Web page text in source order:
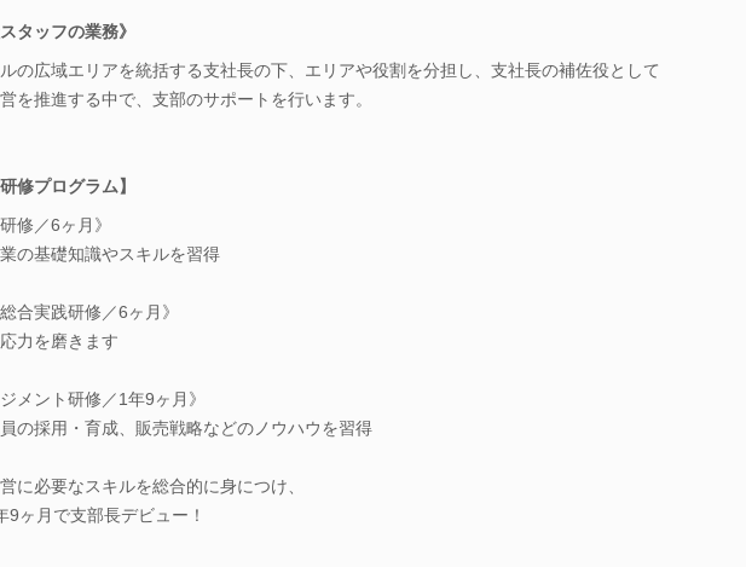
スタッフの業務》
の広域エリアを統括する支社長の下、エリアや役割を分担し、支社長の補佐役として
を推進する中で、支部のサポートを行います。
研修プログラム】
修／6ヶ月》
の基礎知識やスキルを習得
総合実践研修／6ヶ月》
力を磨きます
ジメント研修／1年9ヶ月》
の採用・育成、販売戦略などのノウハウを習得
に必要なスキルを総合的に身につけ、
9ヶ月で支部長デビュー！